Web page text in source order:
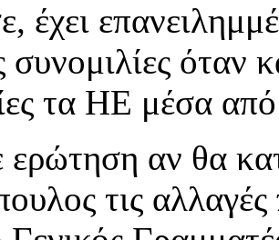
έχει
συνομιλίες
τα ΗΕ μέσα
ερώτηση αν θα
τις